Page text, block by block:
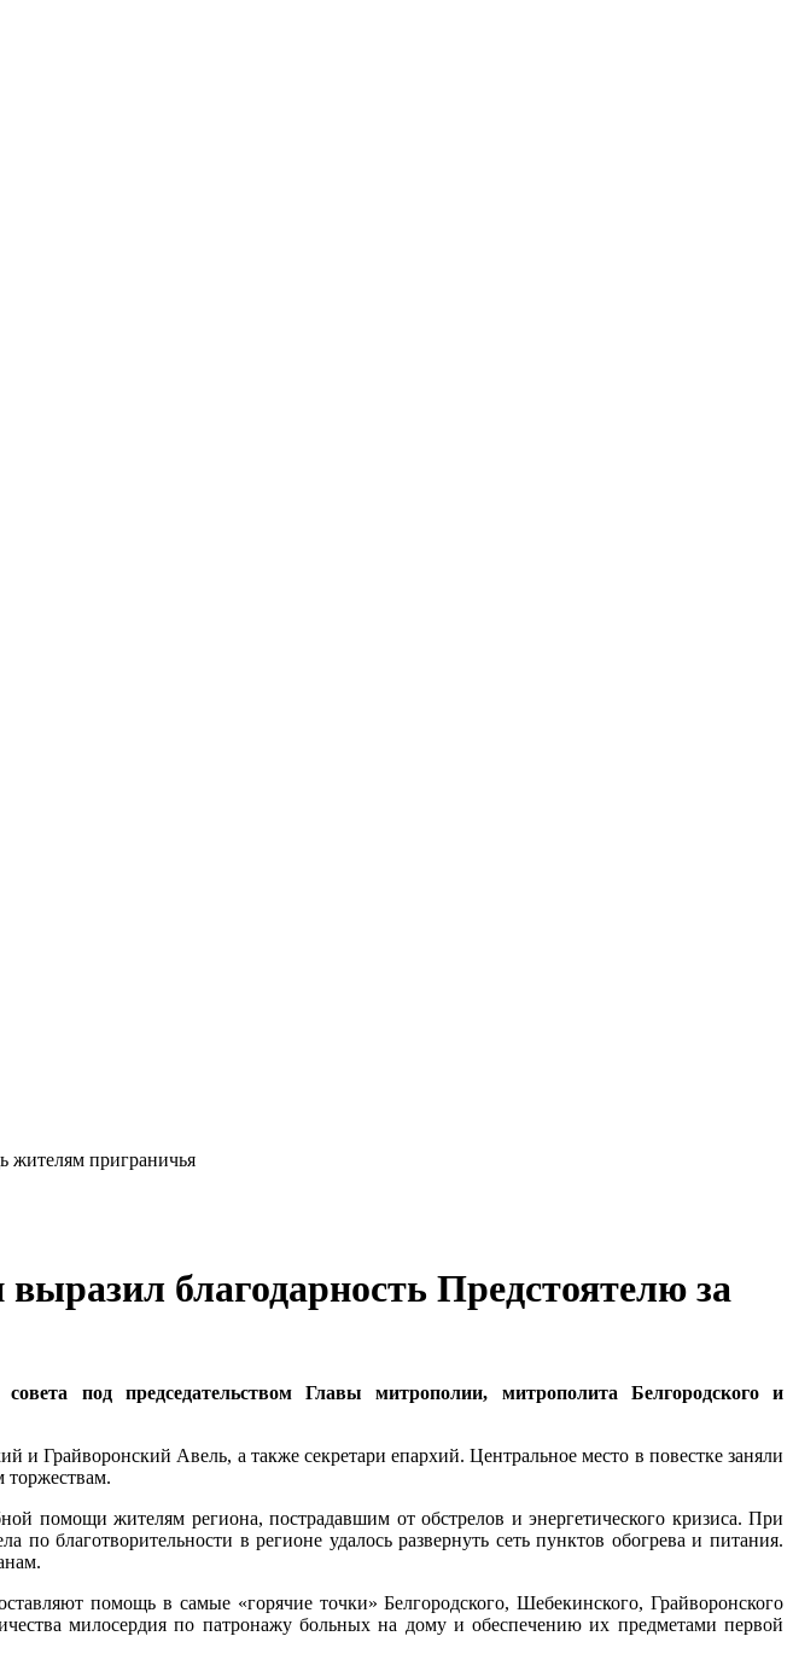
благодарность Предстоятелю за
под председательством Главы митрополии, митрополита Белгородского и
Грайворонский Авель, а также секретари епархий. Центральное место в повестке заняли
помощи жителям региона, пострадавшим от обстрелов и энергетического кризиса. При
благотворительности в регионе удалось развернуть сеть пунктов обогрева и питания.
помощь в самые «горячие точки» Белгородского, Шебекинского, Грайворонского
милосердия по патронажу больных на дому и обеспечению их предметами первой